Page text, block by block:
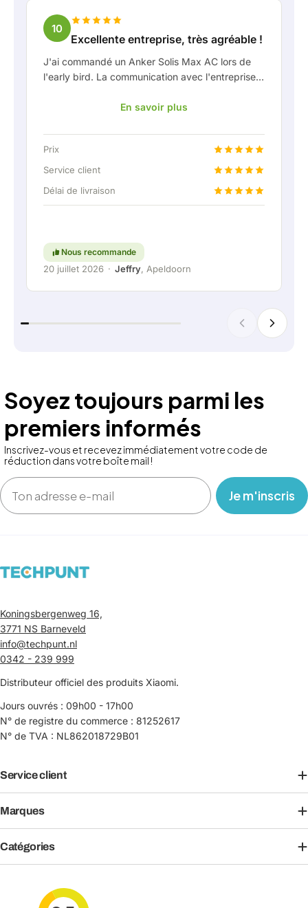
10
Excellente entreprise, très agréable !
J'ai commandé un Anker Solis Max AC lors de
l'early bird. La communication avec l'entreprise,
en tant que client. Rico m'a tenu bien informé de
partagée. Après avoir convenu de la livraison, on
m'a même proposé gratuitement une connexion
fixe pour pouvoir raccorder la batterie
super, évidemment. En bref : une entreprise très
En savoir plus
Prix
Service client
Délai de livraison
Nous recommande
20 juillet 2026 · Jeffry, Apeldoorn
Soyez toujours parmi les
premiers informés
Inscrivez-vous et recevez immédiatement votre code de
réduction dans votre boîte mail !
Email
‎ ‎ ‎ Je m'inscris ‎ ‎ ‎
Koningsbergenweg 16,
3771 NS Barneveld
info@techpunt.nl
0342 - 239 999
Distributeur officiel des produits Xiaomi.
Jours ouvrés : 09h00 - 17h00
N° de registre du commerce : 81252617
N° de TVA : NL862018729B01
Service client
Marques
Catégories